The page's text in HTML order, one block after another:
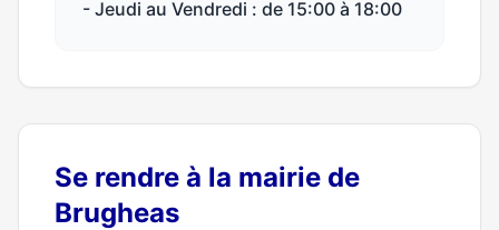
- Jeudi au Vendredi : de 15:00 à 18:00
Se rendre à la mairie de
Brugheas